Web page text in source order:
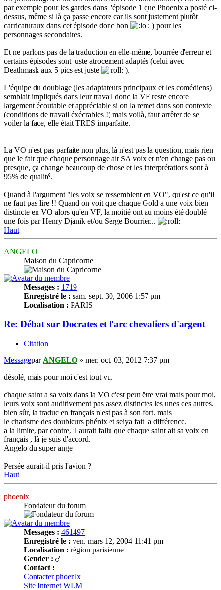
par exemple pour les gardes dans l'épisode 1 que Phoenlx a posté ci-
dessus, même si là ça passe encore car ils sont justement plutôt
carricaturaux dans cet épisode donc bon
) pour les
personnages secondaires.
Et ne parlons pas de la traduction en elle-même, bourrée d'erreur et
certains épisodes sont juste atrocement adaptés (celui avec
Deathmask aux 5 pics est juste
).
L'équipe du doublage (les adaptateurs principaux et les comédiens)
semblait impliqués dans leur travail donc la VF reste encore
largement écoutable et appréciable si on la remet dans son contexte
(conditions de travail éxécrables !) mais voilà, faut arrêter de se
voiler la face, elle était TRES imparfaite.
La VO n'est pas parfaite non plus, là n'est pas la question, mais rien
que le fait que chaque personnage ait SA voix et n'en change pas ou
presque, ça change beaucoup de chose et les interprétations sont à
95% de qualité.
Quand à l'argument "les voix se ressemblent en VO", qu'est ce qu'il
ne faut pas lire !! Quand on voit que chaque Gold a une voix bien
distincte en VO alors qu'en VF, la moitié ont au moins été doublé
une fois par Henry Djanik et/ou Serge Bourrier...
Haut
ANGELO
Maison du Capricorne
Messages : 1719
Enregistré le : sam. sept. 30, 2006 1:57 pm
Localisation : PARIS
Re: Débat sur Docrates et l'arc chevaliers d'argent
Citation
Messagepar ANGELO » mer. oct. 03, 2012 7:37 pm
désolé, mais pour moi c'est tout vu.
chaque saint a sa voix dans la VO c'est peut être vrai mais pour moi,
leurs voix sont auditivement pas assez distinctes les unes des autres.
bien sûr, la traduc en français n'est pas à son fort. mais
le charisme des doubleurs phénix et seiya fait la différence.
a la limite, par contre, il aurait fallu que chaque saint ait sa voix en
français , là je suis d'accord.
Angelo du super ange
Persée aurait-il pris l'avion ?
Haut
phoenlx
Fondateur du forum
Messages : 461497
Enregistré le : ven. mars 12, 2004 11:41 pm
Localisation : région parisienne
Gender :
Contact :
Contacter phoenlx
Site Internet WLM